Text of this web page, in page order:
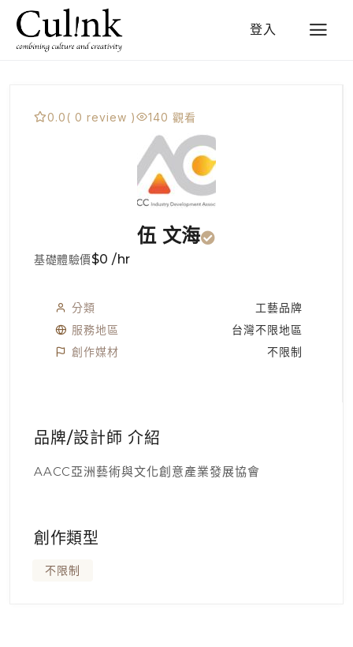
登入
0.0( 0 review ) 140 觀看
伍 文海
基礎體驗價$0 /hr
分類
工藝品牌
服務地區
台灣不限地區
創作媒材
不限制
品牌/設計師 介紹
AACC亞洲藝術與文化創意產業發展協會
創作類型
不限制